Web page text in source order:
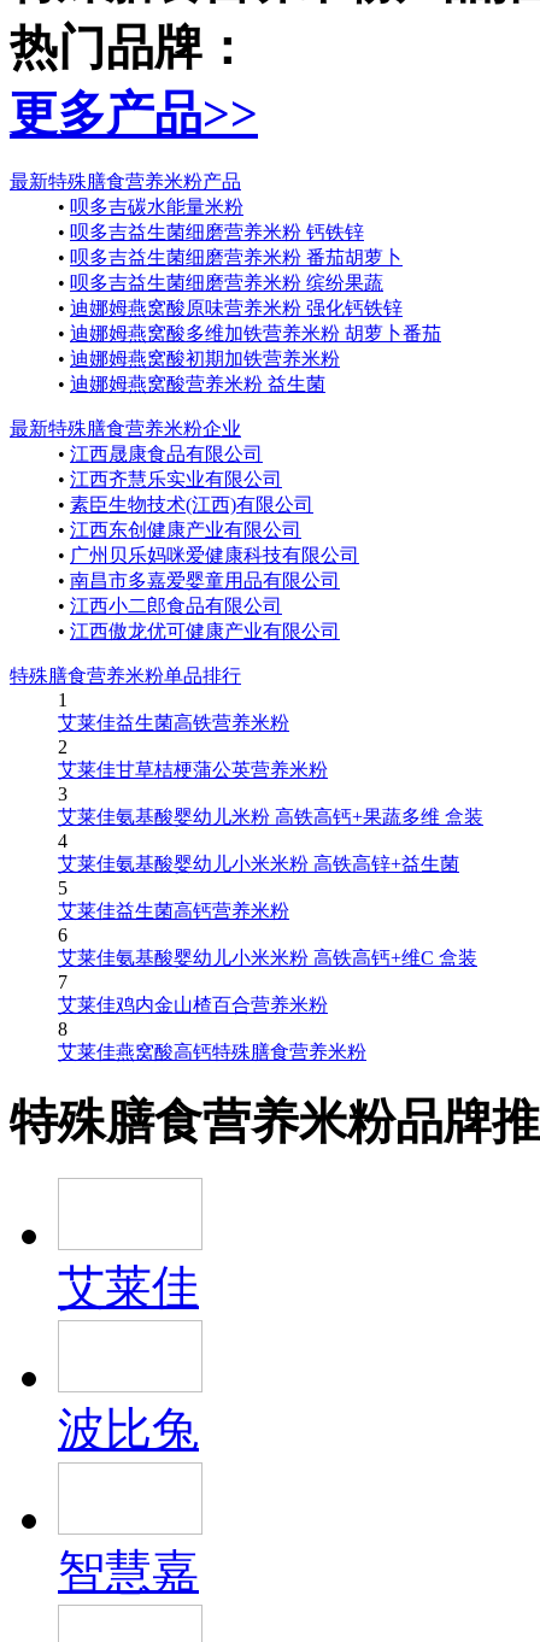
热门品牌：
更多产品>>
最新特殊膳食营养米粉产品
• 呗多吉碳水能量米粉
• 呗多吉益生菌细磨营养米粉 钙铁锌
• 呗多吉益生菌细磨营养米粉 番茄胡萝卜
• 呗多吉益生菌细磨营养米粉 缤纷果蔬
• 迪娜姆燕窝酸原味营养米粉 强化钙铁锌
• 迪娜姆燕窝酸多维加铁营养米粉 胡萝卜番茄
• 迪娜姆燕窝酸初期加铁营养米粉
• 迪娜姆燕窝酸营养米粉 益生菌
最新特殊膳食营养米粉企业
• 江西晟康食品有限公司
• 江西齐慧乐实业有限公司
• 素臣生物技术(江西)有限公司
• 江西东创健康产业有限公司
• 广州贝乐妈咪爱健康科技有限公司
• 南昌市多嘉爱婴童用品有限公司
• 江西小二郎食品有限公司
• 江西傲龙优可健康产业有限公司
特殊膳食营养米粉单品排行
1
艾莱佳益生菌高铁营养米粉
2
艾莱佳甘草桔梗蒲公英营养米粉
3
艾莱佳氨基酸婴幼儿米粉 高铁高钙+果蔬多维 盒装
4
艾莱佳氨基酸婴幼儿小米米粉 高铁高锌+益生菌
5
艾莱佳益生菌高钙营养米粉
6
艾莱佳氨基酸婴幼儿小米米粉 高铁高钙+维C 盒装
7
艾莱佳鸡内金山楂百合营养米粉
8
艾莱佳燕窝酸高钙特殊膳食营养米粉
特殊膳食营养米粉品牌
艾莱佳
波比兔
智慧嘉